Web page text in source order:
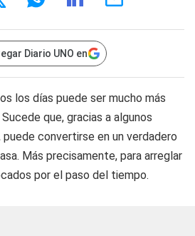
Diario UNO en
los días puede ser mucho más
que, gracias a algunos
convertirse en un verdadero
Más precisamente, para arreglar
por el paso del tiempo.